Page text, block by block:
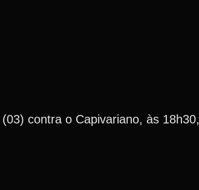
contra o Capivariano, às 18h30,